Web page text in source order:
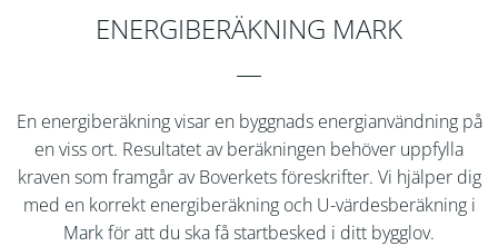
ENERGIBERÄKNING MARK
En energiberäkning visar en byggnads energianvändning på
en viss ort. Resultatet av beräkningen behöver uppfylla
kraven som framgår av Boverkets föreskrifter. Vi hjälper dig
med en korrekt energiberäkning och U-värdesberäkning i
Markför att du ska få startbesked i ditt bygglov.